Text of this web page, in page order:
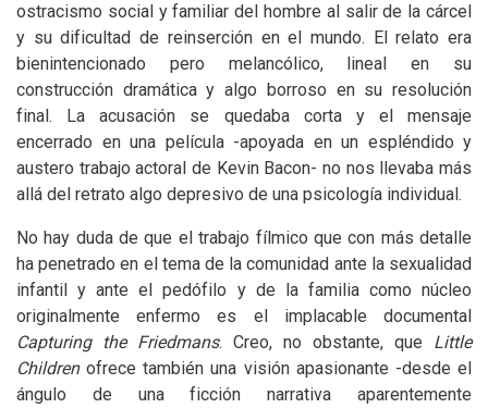
ostracismo social y familiar del hombre al salir de la cárcel
y su dificultad de reinserción en el mundo. El relato era
bienintencionado pero melancólico, lineal en su
construcción dramática y algo borroso en su resolución
final. La acusación se quedaba corta y el mensaje
encerrado en una película -apoyada en un espléndido y
austero trabajo actoral de Kevin Bacon- no nos llevaba más
allá del retrato algo depresivo de una psicología individual.
No hay duda de que el trabajo fílmico que con más detalle
ha penetrado en el tema de la comunidad ante la sexualidad
infantil y ante el pedófilo y de la familia como núcleo
originalmente enfermo es el implacable documental
Capturing the Friedmans. Creo, no obstante, que Little
Childrenofrece también una visión apasionante -desde el
ángulo de una ficción narrativa aparentemente